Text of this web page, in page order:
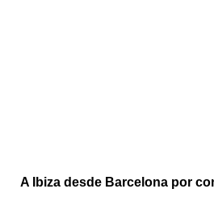
A Ibiza desde Barcelona por